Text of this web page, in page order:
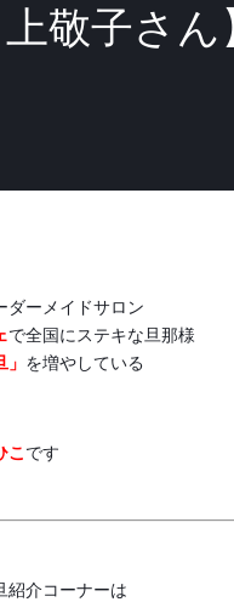
上敬子さん
ダーメイドサロン
で全国にステキな旦那様
を増やしている
こです
紹介コーナーは